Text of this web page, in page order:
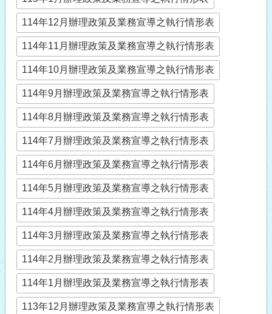
114年12月辦理政策及業務宣導之執行情形表
114年11月辦理政策及業務宣導之執行情形表
114年10月辦理政策及業務宣導之執行情形表
114年9月辦理政策及業務宣導之執行情形表
114年8月辦理政策及業務宣導之執行情形表
114年7月辦理政策及業務宣導之執行情形表
114年6月辦理政策及業務宣導之執行情形表
114年5月辦理政策及業務宣導之執行情形表
114年4月辦理政策及業務宣導之執行情形表
114年3月辦理政策及業務宣導之執行情形表
114年2月辦理政策及業務宣導之執行情形表
114年1月辦理政策及業務宣導之執行情形表
113年12月辦理政策及業務宣導之執行情形表